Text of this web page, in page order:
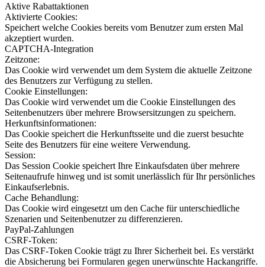
Aktive Rabattaktionen
Aktivierte Cookies:
Speichert welche Cookies bereits vom Benutzer zum ersten Mal
akzeptiert wurden.
CAPTCHA-Integration
Zeitzone:
Das Cookie wird verwendet um dem System die aktuelle Zeitzone
des Benutzers zur Verfügung zu stellen.
Cookie Einstellungen:
Das Cookie wird verwendet um die Cookie Einstellungen des
Seitenbenutzers über mehrere Browsersitzungen zu speichern.
Herkunftsinformationen:
Das Cookie speichert die Herkunftsseite und die zuerst besuchte
Seite des Benutzers für eine weitere Verwendung.
Session:
Das Session Cookie speichert Ihre Einkaufsdaten über mehrere
Seitenaufrufe hinweg und ist somit unerlässlich für Ihr persönliches
Einkaufserlebnis.
Cache Behandlung:
Das Cookie wird eingesetzt um den Cache für unterschiedliche
Szenarien und Seitenbenutzer zu differenzieren.
PayPal-Zahlungen
CSRF-Token:
Das CSRF-Token Cookie trägt zu Ihrer Sicherheit bei. Es verstärkt
die Absicherung bei Formularen gegen unerwünschte Hackangriffe.